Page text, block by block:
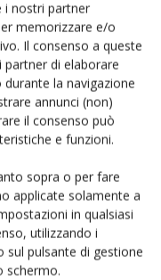
i nostri partner
memorizzare e/o
Il consenso a queste
di elaborare
la navigazione
annunci (non)
il consenso può
e funzioni.
sopra o per fare
applicate solamente a
in qualsiasi
utilizzando i
sul pulsante di gestione
schermo.
questo browser per la